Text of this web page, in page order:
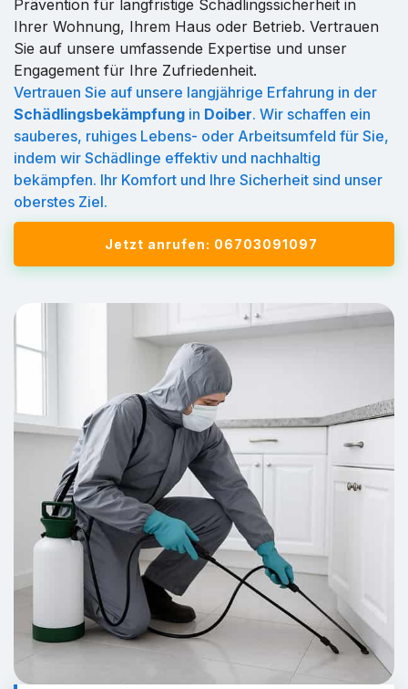
Prävention für langfristige Schädlingssicherheit in
Ihrer Wohnung, Ihrem Haus oder Betrieb. Vertrauen
Sie auf unsere umfassende Expertise und unser
Engagement für Ihre Zufriedenheit.
Vertrauen Sie auf unsere langjährige Erfahrung in der
Schädlingsbekämpfung in Doiber. Wir schaffen ein
sauberes, ruhiges Lebens- oder Arbeitsumfeld für Sie,
indem wir Schädlinge effektiv und nachhaltig
bekämpfen. Ihr Komfort und Ihre Sicherheit sind unser
oberstes Ziel.
Jetzt anrufen: 06703091097